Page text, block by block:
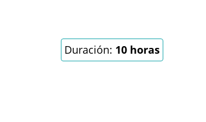
Duración: 10 horas